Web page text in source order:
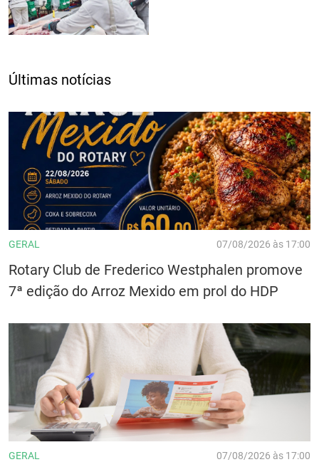
Últimas notícias
GERAL 07/08/2026 às 17:00
Rotary Club de Frederico Westphalen promove
7ª edição do Arroz Mexido em prol do HDP
GERAL 07/08/2026 às 17:00